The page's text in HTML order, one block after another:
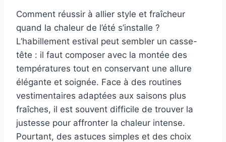
Comment réussir à allier style et fraîcheur
quand la chaleur de l’été s’installe ?
L’habillement estival peut sembler un casse-
tête : il faut composer avec la montée des
températures tout en conservant une allure
élégante et soignée. Face à des routines
vestimentaires adaptées aux saisons plus
fraîches, il est souvent difficile de trouver la
justesse pour affronter la chaleur intense.
Pourtant, des astuces simples et des choix